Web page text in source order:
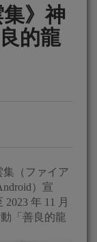
集》神
的龍
（ファイア
）宣
年 11 月
「善良的龍